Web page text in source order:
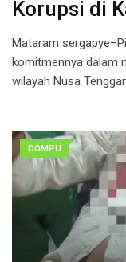
Korupsi di
Mataram
komitmennya dalam
wilayah Nusa
DOMPU